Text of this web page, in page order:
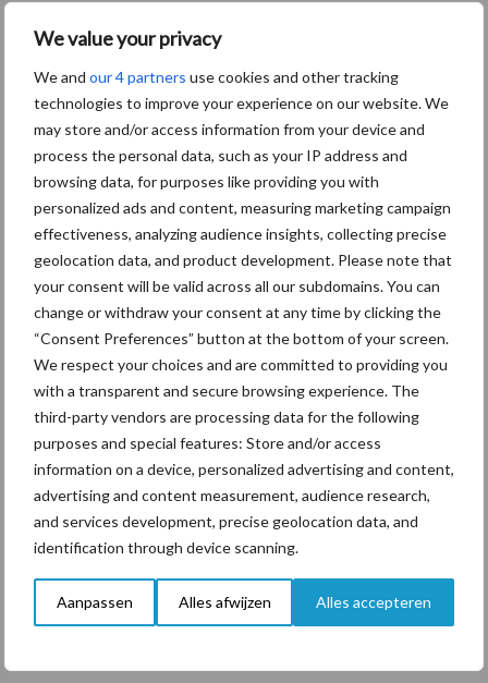
We value your privacy
We and our 4 partners use cookies and other tracking
technologies to improve your experience on our website. We
may store and/or access information from your device and
process the personal data, such as your IP address and
browsing data, for purposes like providing you with
personalized ads and content, measuring marketing campaign
effectiveness, analyzing audience insights, collecting precise
geolocation data, and product development. Please note that
your consent will be valid across all our subdomains. You can
change or withdraw your consent at any time by clicking the
“Consent Preferences” button at the bottom of your screen.
We respect your choices and are committed to providing you
with a transparent and secure browsing experience. The
third-party vendors are processing data for the following
purposes and special features: Store and/or access
information on a device, personalized advertising and content,
advertising and content measurement, audience research,
and services development, precise geolocation data, and
identification through device scanning.
Aanpassen Alles afwijzen Alles accepteren
Primaire
Sidebar
Recent nieuws Partner nieuws
7 aug
Grondstoffenmarkt blijft grillig:
droogte en geopolitiek houden
Themapagina's
Diergezondheid Bemesting Fokkerij
Bedrijfsnieuws
Ligbox &
Voerhekken
Toon meer